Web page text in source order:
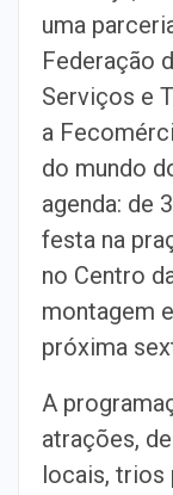
uma
Federação
Serviços e
a
do mundo
agenda: de
festa na
no Centro
montagem
próxima
A
atrações,
locais, trios